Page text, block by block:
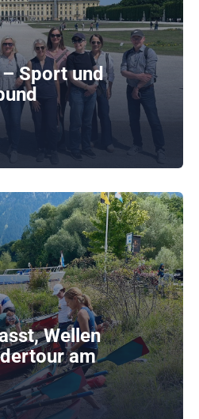
Sport und
und ein Ehemann für
Wellen
am
Während draußen der Regen